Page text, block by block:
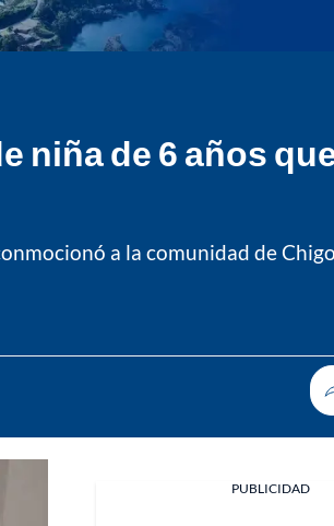
niña de 6 años
a la comunidad de
PUBLICIDAD